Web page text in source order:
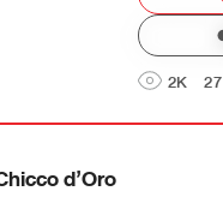
2K
d’Oro